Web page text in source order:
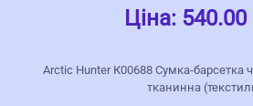
Ціна: 540.00
Arctic Hunter К00688 Сумка-барсетка
тканинна